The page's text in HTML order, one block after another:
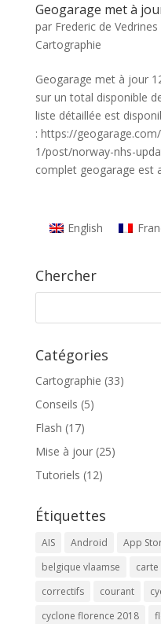
Geogarage met à
par Frederic de Vedrines
Cartographie
Geogarage met à jour
sur un total disponible
liste détaillée est
: https://
1/post/norway-nhs-
complet geogarage est
English
Chercher
Catégories
Cartographie (33)
Conseils (5)
Flash (17)
Mise à jour(25)
Tutoriels (12)
Étiquettes
AIS Android App
belgique vlaamse
carte
correctifs
courant
cyclone florence 2018